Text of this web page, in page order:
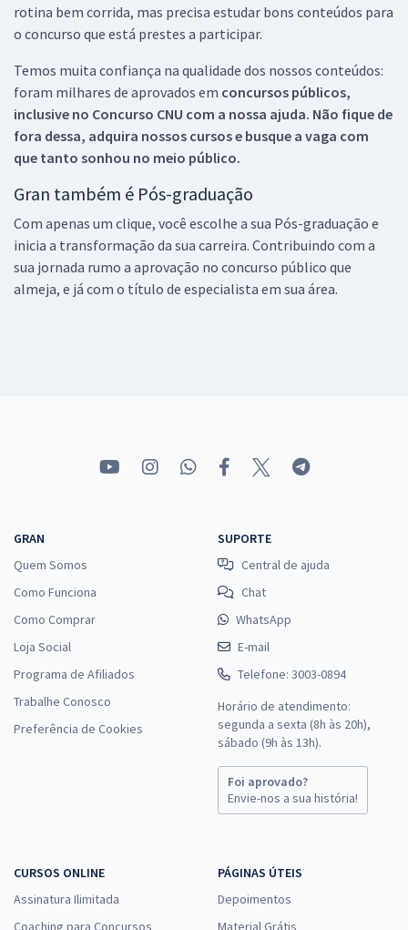
rotina bem corrida, mas precisa estudar bons conteúdos para
o concurso que está prestes a participar.
Temos muita confiança na qualidade dos nossos conteúdos:
foram milhares de aprovados em concursos públicos,
inclusive no Concurso CNU com a nossa ajuda. Não fique de
fora dessa, adquira nossos cursos e busque a vaga com
que tanto sonhou no meio público.
Gran também é Pós-graduação
Com apenas um clique, você escolhe a sua Pós-graduação e
inicia a transformação da sua carreira. Contribuindo com a
sua jornada rumo a aprovação no concurso público que
almeja, e já com o título de especialista em sua área.
GRAN
Quem Somos
Como Funciona
Como Comprar
Loja Social
Programa de Afiliados
Trabalhe Conosco
Preferência de Cookies
SUPORTE
Central de ajuda
Chat
WhatsApp
E-mail
Telefone: 3003-0894
Horário de atendimento:
segunda a sexta (8h às 20h),
sábado (9h às 13h).
Foi aprovado?
Envie-nos a sua história!
CURSOS ONLINE
Assinatura Ilimitada
Coaching para Concursos
PÁGINAS ÚTEIS
Depoimentos
Material Grátis